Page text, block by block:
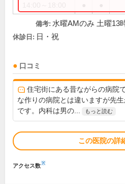
備考: 水曜AMのみ 土曜13
休診日: 日・祝
口コミ
住宅街にある昔ながらの病院
な作りの病院とは違いますが先
です。内科は男の...
もっと読む
この医院の詳
アクセス数※